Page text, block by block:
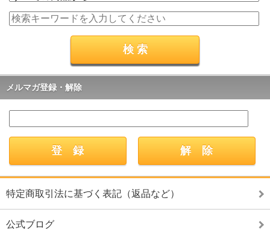
メルマガ登録・解除
特定商取引法に基づく表記（返品など）
公式ブログ